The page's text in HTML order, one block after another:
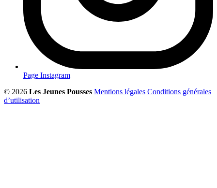
Page Instagram
© 2026 Les Jeunes Pousses Mentions légales Conditions générales
d’utilisation